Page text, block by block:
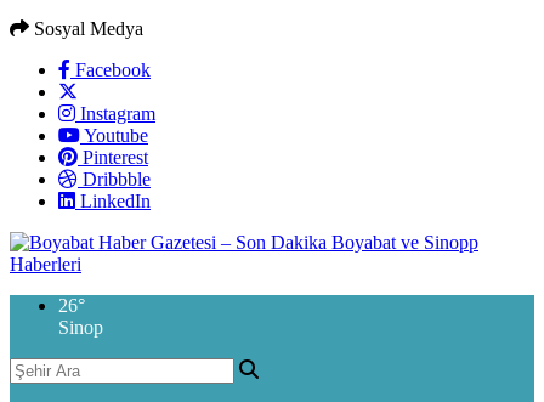
Sosyal Medya
Facebook
Instagram
Youtube
Pinterest
Dribbble
LinkedIn
26°
Sinop